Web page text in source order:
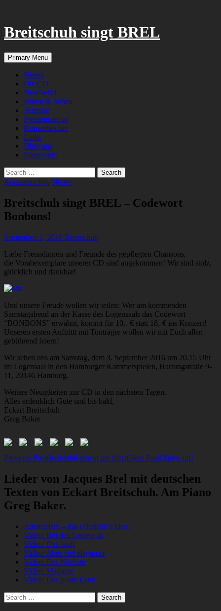
Breitschuh singt BREL
Search
Primary Menu
to
Neues
Die CD
Newsletter
Hören & Sehen
Termine
Pressematerial
Konzertarchiv
Links
Über uns
Impressum
Search
for:
Konzertarchiv, Neues
Breitschuh singt BREL – Codewort
Bonbons!
September 1, 2016 Breitschuh
Liebe Freundinnen und Freunde des gepflegten Chansons,
die Vorabexemplare unserer CD sind angekommen! Wir sind stolz,
glücklich und dankbar!
Und unsere Freude wollen wir teilen: Wer am kommenden
Samstagabend an der Kasse des Logensaals das Codewort
“BONBONS” erwähnt, kommt für 10,- € statt 18,-€ ins Konzert!
Unseren ersten Auftrittt mit Tonträger wollen wir mit Euch allen
gebührend feiern!
Wir sehen uns am Samstag, dem 3. September 2016 um 20.15 Uhr
im Logensaal in den Hamburger Kammerspielen, Hartungstraße 9-
11, 20146 Hamburg.
Weitere Neuigkeiten zur CD in den nächsten Tagen.
Alles erdenklich Gute und bis bald,
Eckart Breitschuh
Greg Baker
Post
navigation
Previous PostBrelmobil erneut am Start!Next PostOhren auf!
Lieder von Jacques Brel mit deutschen
Texten von Eckart Breitschuh. Am Piano
Greg Baker.
Amsterdam – das offizielle Video!
Video: Bei den Leuten da
Video: Das läuft
Video: Aber viel eleganter
Video: Der Nächste
Video: Madame
Video: Das platte Land
Search
for: